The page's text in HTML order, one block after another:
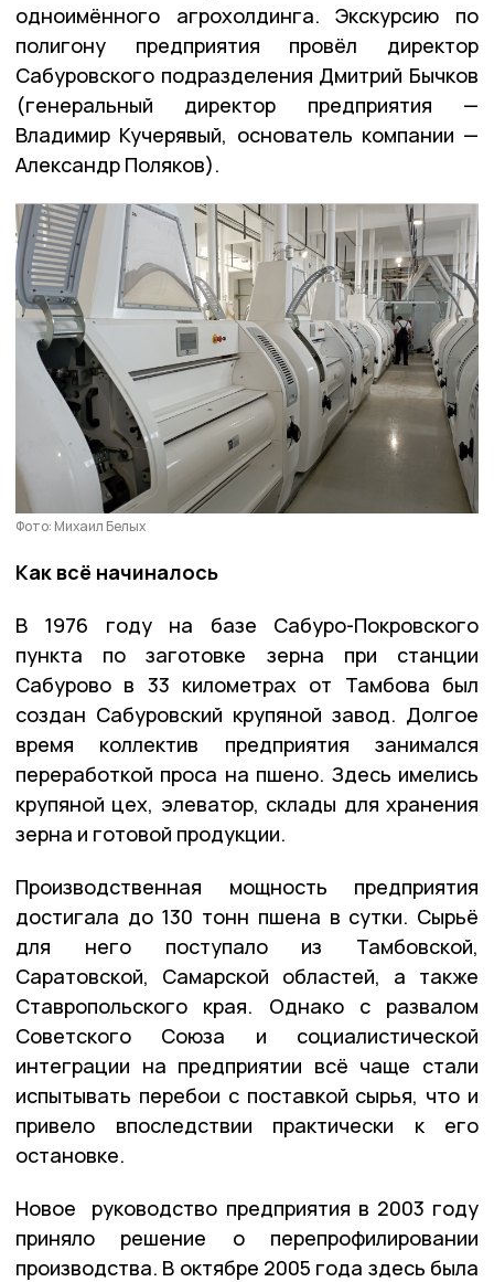
одноимённого агрохолдинга. Экскурсию по
полигону предприятия провёл директор
Сабуровского подразделения Дмитрий Бычков
(генеральный директор предприятия —
Владимир Кучерявый, основатель компании —
Александр Поляков).
Фото: Михаил Белых
Как всё начиналось
В 1976 году на базе Сабуро-Покровского
пункта по заготовке зерна при станции
Сабурово в 33 километрах от Тамбова был
создан Сабуровский крупяной завод. Долгое
время коллектив предприятия занимался
переработкой проса на пшено. Здесь имелись
крупяной цех, элеватор, склады для хранения
зерна и готовой продукции.
Производственная мощность предприятия
достигала до 130 тонн пшена в сутки. Сырьё
для него поступало из Тамбовской,
Саратовской, Самарской областей, а также
Ставропольского края. Однако с развалом
Советского Союза и социалистической
интеграции на предприятии всё чаще стали
испытывать перебои с поставкой сырья, что и
привело впоследствии практически к его
остановке.
Новое руководство предприятия в 2003 году
приняло решение о перепрофилировании
производства. В октябре 2005 года здесь была